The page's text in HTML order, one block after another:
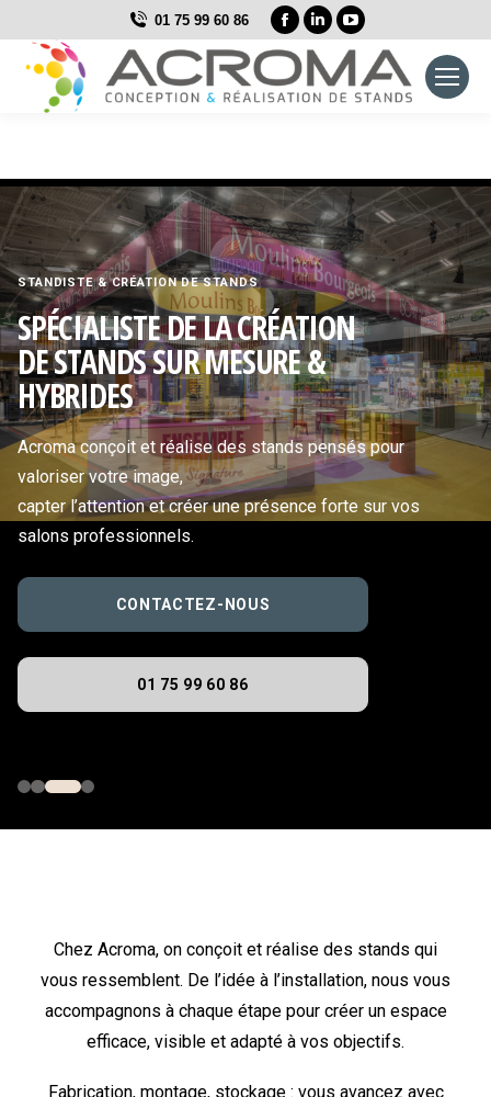
01 75 99 60 86
La
page
Facebook
s'ouvre
nouvelle
fenêtre
La
page
LinkedIn
s'ouvre
nouvelle
fenêtre
La
page
YouTube
s'ouvre
nouvelle
fenêtre
STANDISTE & CRÉATION DE STANDS
SPÉCIALISTE DE LA CRÉATION
DE STANDS SUR MESURE &
HYBRIDES
Acroma conçoit et réalise des stands pensés pour
valoriser votre image,
capter l’attention et créer une présence forte sur vos
salons professionnels.
CONTACTEZ-NOUS
01 75 99 60 86
Chez Acroma, on conçoit et réalise des stands qui
vous ressemblent. De l’idée à l’installation, nous vous
accompagnons à chaque étape pour créer un espace
efficace, visible et adapté à vos objectifs.
Fabrication, montage, stockage : vous avancez avec